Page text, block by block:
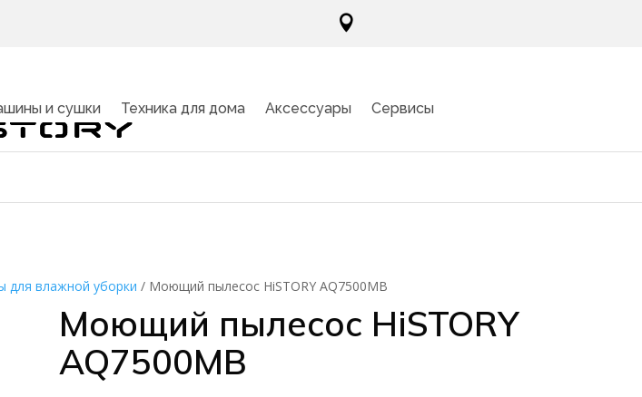

и сушки Техника для дома Аксессуары Сервисы
для влажной уборки / Моющий пылесос HiSTORY AQ7500MB
Моющий пылесос HiSTORY
AQ7500MB